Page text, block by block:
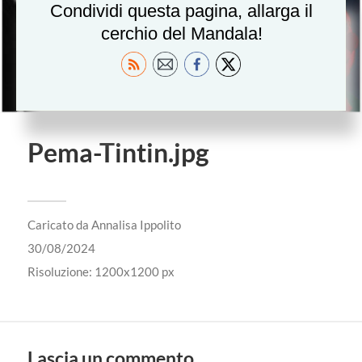
Pema-Tintin.jpg
Caricato da Annalisa Ippolito
30/08/2024
Risoluzione: 1200x1200 px
Condividi questa pagina, allarga il
cerchio del Mandala!